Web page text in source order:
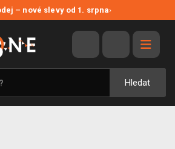
– nové slevy od 1. srpna›
Hledat